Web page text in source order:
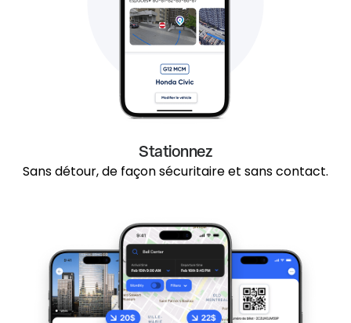
Stationnez
Sans détour, de façon sécuritaire et sans contact.